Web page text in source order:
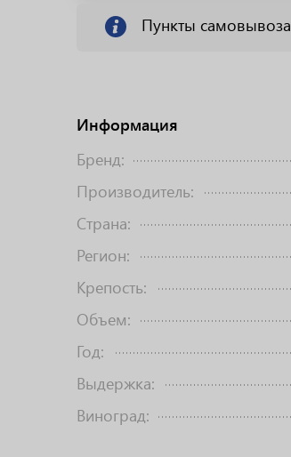
Информация
Бренд:
Производитель:
Страна:
Регион:
Крепость:
Объем:
Год:
Выдержка:
Виноград:
Пункты самовывоза